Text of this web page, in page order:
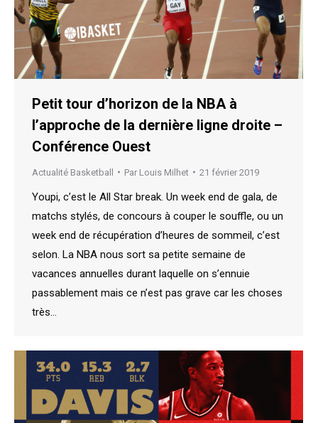
Petit tour d’horizon de la NBA à
l’approche de la dernière ligne droite –
Conférence Ouest
Actualité Basketball Par Louis Milhet 21 février 2019
Youpi, c’est le All Star break. Un week end de gala, de
matchs stylés, de concours à couper le souffle, ou un
week end de récupération d’heures de sommeil, c’est
selon. La NBA nous sort sa petite semaine de
vacances annuelles durant laquelle on s’ennuie
passablement mais ce n’est pas grave car les choses
très…